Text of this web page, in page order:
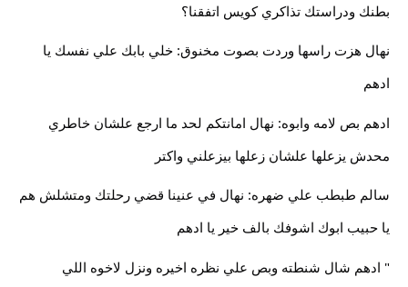
بطنك ودراستك تذاكري كويس اتفقنا؟
نهال هزت راسها وردت بصوت مخنوق: خلي بابك علي نفسك يا
ادهم
ادهم بص لامه وابوه: نهال امانتكم لحد ما ارجع علشان خاطري
محدش يزعلها علشان زعلها بيزعلني واكتر
سالم طبطب علي ضهره: نهال في عنينا قضي رحلتك ومتشلش هم
يا حبيب ابوك اشوفك بالف خير يا ادهم
" ادهم شال شنطته وبص علي نظره اخيره ونزل لاخوه اللي